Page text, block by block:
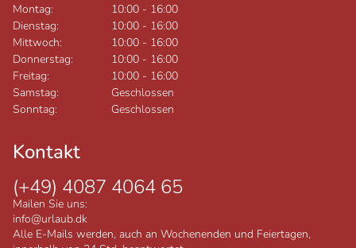
Montag: 10:00 - 16:00
Dienstag:
10:00 - 16:00
Mittwoch:
10:00 - 16:00
Donnerstag:
10:00 - 16:00
Freitag:
10:00 - 16:00
Samstag:
Geschlossen
Sonntag:
Geschlossen
Kontakt
(+49) 4087 4064 65
Mailen Sie uns:
info@urlaub.dk
Alle E-Mails werden, auch an Wochenenden und Feiertagen,